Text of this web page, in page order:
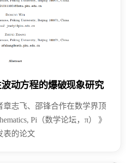
动方程的爆破现象研究
章志飞、邵锋合作在数学界顶
Pi（数学论坛，π） 》
表的论文